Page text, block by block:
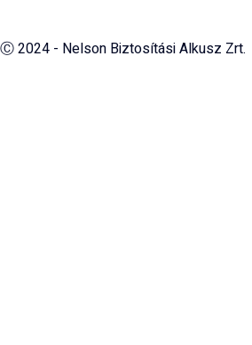
Ⓒ 2024 - Nelson Biztosítási Alkusz Zrt.